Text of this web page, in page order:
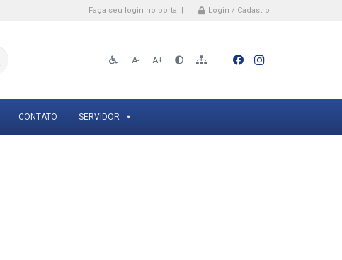
Faça seu login no portal | Login / Cadastro
A- A+
CONTATO SERVIDOR